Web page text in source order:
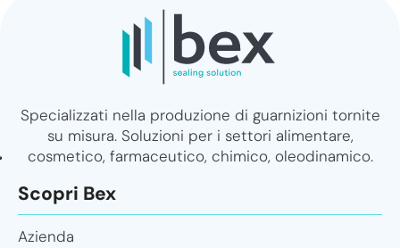
Specializzati nella produzione di guarnizioni tornite
su misura. Soluzioni per i settori alimentare,
cosmetico, farmaceutico, chimico, oleodinamico.
Scopri Bex
Azienda